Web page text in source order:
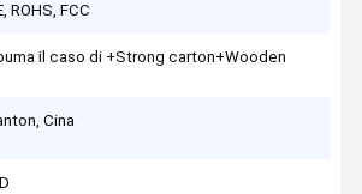
ROHS, FCC
il caso di +Strong carton+Wooden
Cina